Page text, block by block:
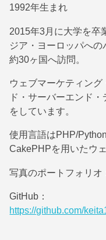
1992年生まれ
2015年3月に大学を卒
ジア・ヨーロッパへ
約30ヶ国へ訪問。
ウェブマーケティン
ド・サーバーエンド
をしています。
使用言語はPHP/
CakePHPを用いたウ
写真のポートフォリオ
GitHub：
https://github.com/